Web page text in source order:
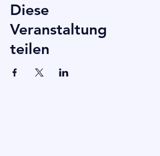
Diese
Veranstaltung
teilen